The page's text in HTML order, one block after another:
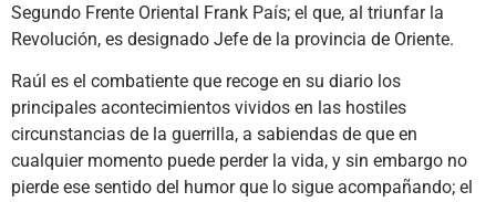
Segundo Frente Oriental Frank País; el que, al triunfar la
Revolución, es designado Jefe de la provincia de Oriente.
Raúl es el combatiente que recoge en su diario los
principales acontecimientos vividos en las hostiles
circunstancias de la guerrilla, a sabiendas de que en
cualquier momento puede perder la vida, y sin embargo no
pierde ese sentido del humor que lo sigue acompañando; el